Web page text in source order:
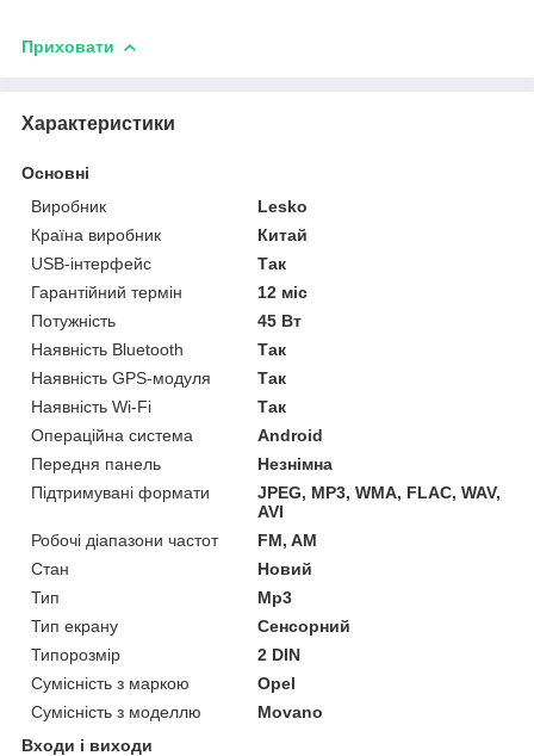
Приховати
Характеристики
Основні
Виробник
Lesko
Країна виробник
Китай
USB-інтерфейс
Так
Гарантійний термін
12 міс
Потужність
45 Вт
Наявність Bluetooth
Так
Наявність GPS-модуля
Так
Наявність Wi-Fi
Так
Операційна система
Android
Передня панель
Незнімна
Підтримувані формати
JPEG, MP3, WMA, FLAC, WAV,
AVI
Робочі діапазони частот
FM, AM
Стан
Новий
Тип
Mp3
Тип екрану
Сенсорний
Типорозмір
2 DIN
Сумісність з маркою
Opel
Сумісність з моделлю
Movano
Входи і виходи